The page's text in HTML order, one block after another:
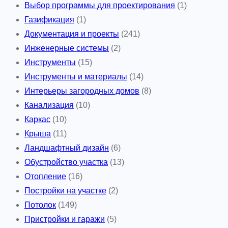
Выбор программы для проектирования (1)
Газификация (1)
Документация и проекты (241)
Инженерные системы (2)
Инструменты (15)
Инструменты и материалы (14)
Интерьеры загородных домов (8)
Канализация (10)
Каркас (10)
Крыша (11)
Ландшафтный дизайн (6)
Обустройство участка (13)
Отопление (16)
Постройки на участке (2)
Потолок (149)
Пристройки и гаражи (5)